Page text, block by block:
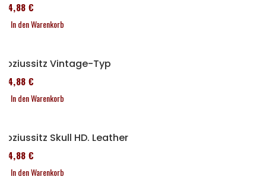
114,88 €
In den Warenkorb
Soziussitz Vintage-Typ
114,88 €
In den Warenkorb
Soziussitz Skull HD. Leather
114,88 €
In den Warenkorb